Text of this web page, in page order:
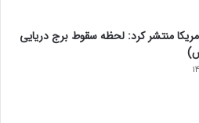
منتشر کرد: لحظه سقوط برج دریایی